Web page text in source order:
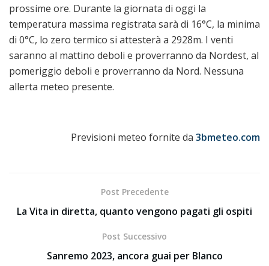
prossime ore. Durante la giornata di oggi la
temperatura massima registrata sarà di 16°C, la minima
di 0°C, lo zero termico si attesterà a 2928m. I venti
saranno al mattino deboli e proverranno da Nordest, al
pomeriggio deboli e proverranno da Nord. Nessuna
allerta meteo presente.
Previsioni meteo fornite da 3bmeteo.com
Post Precedente
La Vita in diretta, quanto vengono pagati gli ospiti
Post Successivo
Sanremo 2023, ancora guai per Blanco